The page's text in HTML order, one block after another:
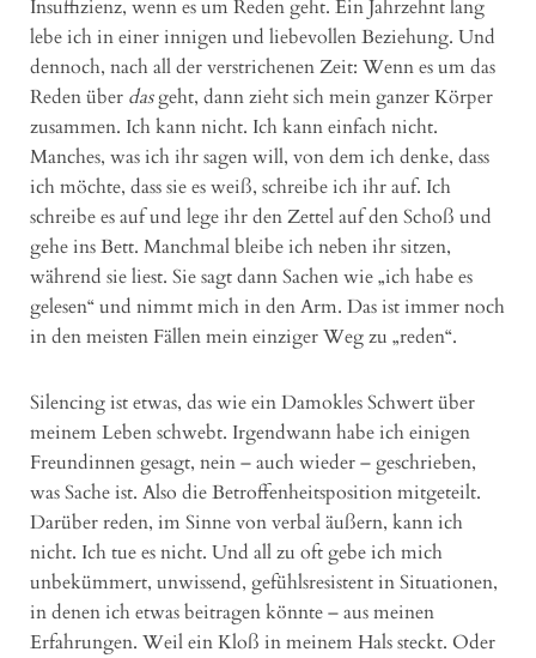
Insuffizienz, wenn es um Reden geht. Ein Jahrzehnt lang
lebe ich in einer innigen und liebevollen Beziehung. Und
dennoch, nach all der verstrichenen Zeit: Wenn es um das
Reden über dasgeht, dann zieht sich mein ganzer Körper
zusammen. Ich kann nicht. Ich kann einfach nicht.
Manches, was ich ihr sagen will, von dem ich denke, dass
ich möchte, dass sie es weiß, schreibe ich ihr auf. Ich
schreibe es auf und lege ihr den Zettel auf den Schoß und
gehe ins Bett. Manchmal bleibe ich neben ihr sitzen,
während sie liest. Sie sagt dann Sachen wie „ich habe es
gelesen“ und nimmt mich in den Arm. Das ist immer noch
in den meisten Fällen mein einziger Weg zu „reden“.
Silencing ist etwas, das wie ein Damokles Schwert über
meinem Leben schwebt. Irgendwann habe ich einigen
Freundinnen gesagt, nein – auch wieder – geschrieben,
was Sache ist. Also die Betroffenheitsposition mitgeteilt.
Darüber reden, im Sinne von verbal äußern, kann ich
nicht. Ich tue es nicht. Und all zu oft gebe ich mich
unbekümmert, unwissend, gefühlsresistent in Situationen,
in denen ich etwas beitragen könnte – aus meinen
Erfahrungen. Weil ein Kloß in meinem Hals steckt. Oder